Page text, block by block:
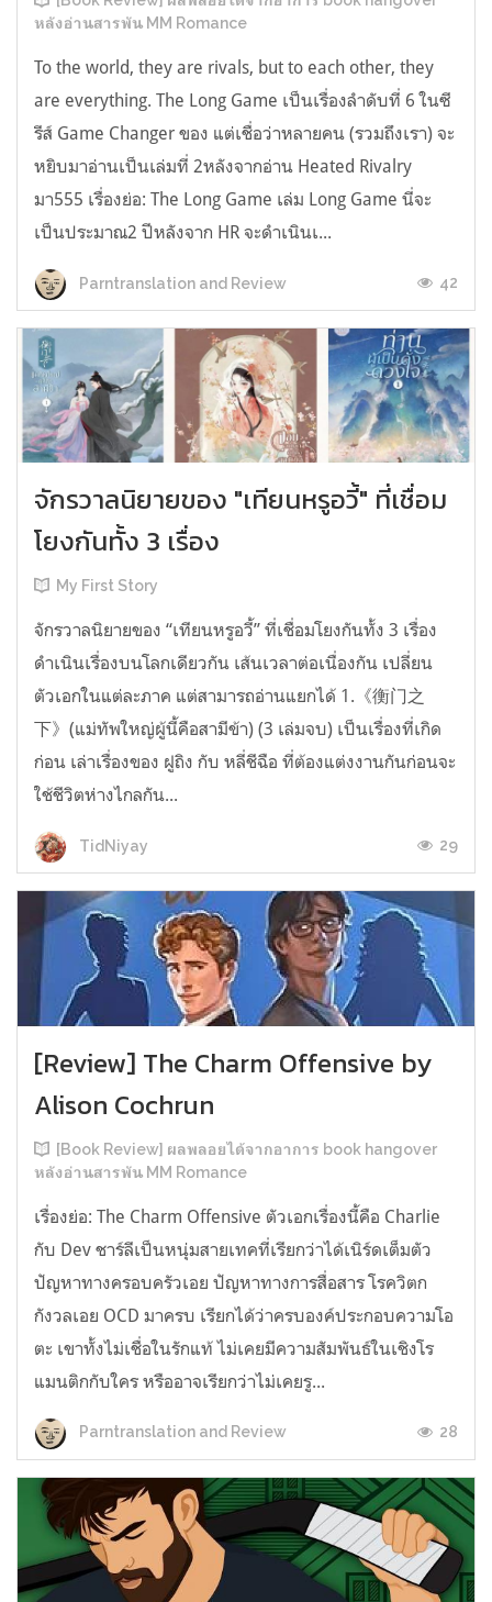
หลังอ่านสารพัน MM Romance
To the world, they are rivals, but to each other, they
are everything. The Long Game เป็นเรื่องลำดับที่ 6 ในซี
รีส์ Game Changer ของ แต่เชื่อว่าหลายคน (รวมถึงเรา) จะ
หยิบมาอ่านเป็นเล่มที่ 2หลังจากอ่าน Heated Rivalry
มา555 เรื่องย่อ: The Long Game เล่ม Long Game นี่จะ
เป็นประมาณ2 ปีหลังจาก HR จะดำเนินเ...
Parntranslation and Review 42
จักรวาลนิยายของ "เทียนหรูอวี้" ที่เชื่อม
โยงกันทั้ง 3 เรื่อง
My First Story
จักรวาลนิยายของ “เทียนหรูอวี้” ที่เชื่อมโยงกันทั้ง 3 เรื่อง
ดำเนินเรื่องบนโลกเดียวกัน เส้นเวลาต่อเนื่องกัน เปลี่ยน
ตัวเอกในแต่ละภาค แต่สามารถอ่านแยกได้ 1.《衡门之
下》(แม่ทัพใหญ่ผู้นี้คือสามีข้า) (3 เล่มจบ) เป็นเรื่องที่เกิด
ก่อน เล่าเรื่องของ ฝูถิง กับ หลี่ชีฉือ ที่ต้องแต่งงานกันก่อนจะ
ใช้ชีวิตห่างไกลกัน...
TidNiyay 29
[Review] The Charm Offensive by
Alison Cochrun
[Book Review] ผลพลอยได้จากอาการ book hangover
หลังอ่านสารพัน MM Romance
เรื่องย่อ: The Charm Offensive ตัวเอกเรื่องนี้คือ Charlie
กับ Dev ชาร์ลีเป็นหนุ่มสายเทคที่เรียกว่าได้เนิร์ดเต็มตัว
ปัญหาทางครอบครัวเอย ปัญหาทางการสื่อสาร โรควิตก
กังวลเอย OCD มาครบ เรียกได้ว่าครบองค์ประกอบความโอ
ตะ เขาทั้งไม่เชื่อในรักแท้ ไม่เคยมีความสัมพันธ์ในเชิงโร
แมนติกกับใคร หรืออาจเรียกว่าไม่เคยรู...
Parntranslation and Review 28